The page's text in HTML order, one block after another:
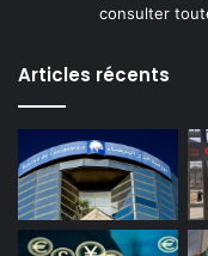
consulter
Articles récents